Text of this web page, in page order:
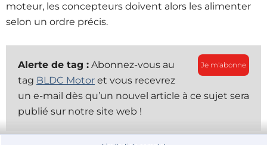
moteur, les concepteurs doivent alors les alimenter
selon un ordre précis.
Je m'abonne
Alerte de tag : Abonnez-vous au
tag BLDC Motor et vous recevrez
un e-mail dès qu’un nouvel article à ce sujet sera
publié sur notre site web !